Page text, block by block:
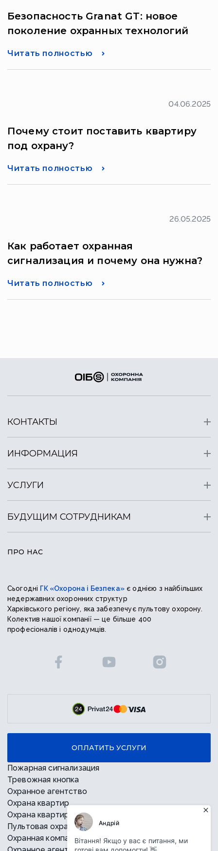
Безопасность Granat GT: новое
поколение охранных технологий
Читать полностью
04.06.2025
Почему стоит поставить квартиру
под охрану?
Читать полностью
26.05.2025
Как работает охранная
сигнализация и почему она нужна?
Читать полностью
КОНТАКТЫ
ИНФОРМАЦИЯ
УСЛУГИ
БУДУЩИМ СОТРУДНИКАМ
ПРО НАС
Сьогодні ГК «Охорона і Безпека»є однією з найбільших
недержавних охоронних структур
Харківського регіону, яка забезпечує пультову охорону.
Колектив нашої компанії — це більше 400
професіоналів і однодумців.
ОПЛАТИТЬ УСЛУГИ
Пожарная сигнализация
Тревожная кнопка
Охранное агентство
Охрана квартир
Охрана квартир Киев
Пультовая охрана
Охранная компания Киев